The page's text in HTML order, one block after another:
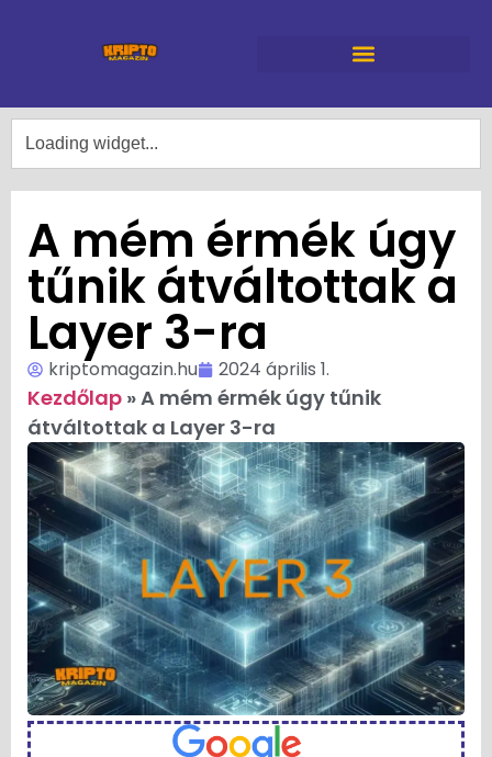
A mém érmék úgy
tűnik átváltottak a
Layer 3-ra
kriptomagazin.hu 2024 április 1.
Kezdőlap »A mém érmék úgy tűnik
átváltottak a Layer 3-ra